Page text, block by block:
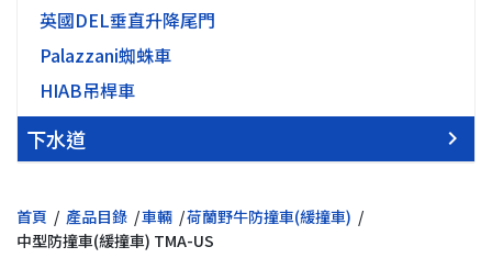
英國DEL垂直升降尾門
Palazzani蜘蛛車
HIAB吊桿車
下水道
首頁 產品目錄 車輛
荷蘭野牛防撞車(緩撞車)
中型防撞車(緩撞車) TMA-US